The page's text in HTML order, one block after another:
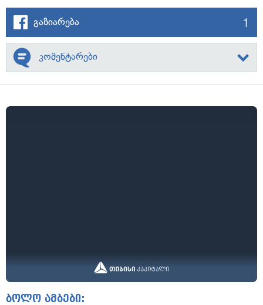
გაზიარება 1
კომენტარები
ბოლო ამბები: